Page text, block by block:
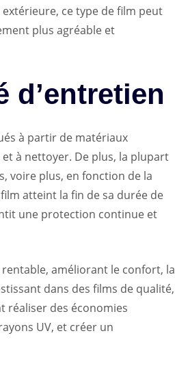
ce type de film peut
plus agréable et
d’entretien
à partir de matériaux
à nettoyer. De plus, la plupart
voire plus, en fonction de la
atteint la fin de sa durée de
une protection continue et
améliorant le confort, la
dans des films de qualité,
réaliser des économies
UV, et créer un